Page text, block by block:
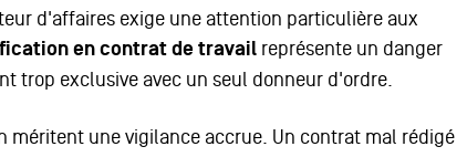
d'affaires exige une attention particulière aux
en contrat de travailreprésente un danger
trop exclusive avec un seul donneur d'ordre.
méritent une vigilance accrue. Un contrat mal rédigé